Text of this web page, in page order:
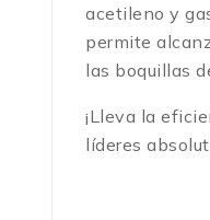
acetileno y
permite
las boquillas
¡Lleva la
líderes